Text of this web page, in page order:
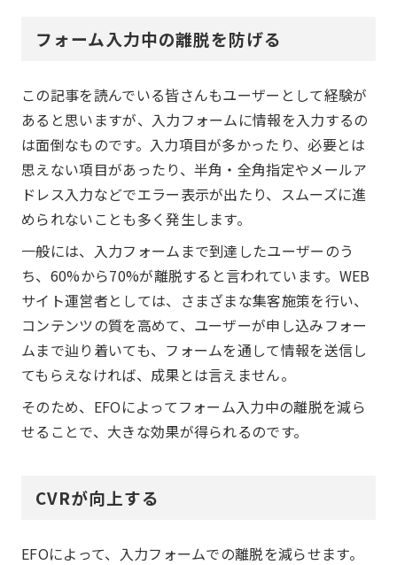
フォーム入力中の離脱を防げる
この記事を読んでいる皆さんもユーザーとして経験が
あると思いますが、入力フォームに情報を入力するの
は面倒なものです。入力項目が多かったり、必要とは
思えない項目があったり、半角・全角指定やメールア
ドレス入力などでエラー表示が出たり、スムーズに進
められないことも多く発生します。
一般には、入力フォームまで到達したユーザーのう
ち、60%から70%が離脱すると言われています。WEB
サイト運営者としては、さまざまな集客施策を行い、
コンテンツの質を高めて、ユーザーが申し込みフォー
ムまで辿り着いても、フォームを通して情報を送信し
てもらえなければ、成果とは言えません。
そのため、EFOによってフォーム入力中の離脱を減ら
せることで、大きな効果が得られるのです。
CVRが向上する
EFOによって、入力フォームでの離脱を減らせます。